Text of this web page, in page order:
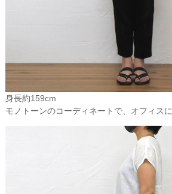
「ランジェリ－」の語源ともなったリネン
ることのない 快適な素材です。シルクやコ
性に優れ、サラリとした感触を生かして特
－ウェア、シ－ツなどに使用されます。ヨ
などにも使われ、リネンで育てるといって
アンデルセンの童話100番目にもリネンが主
です。
またリネンは天然素材の中で最も汚れが落
め、繰り返して洗うごとに「柔らかさ」は
「白く」なります。そのためテーブルクロ
身長約159cm
モノトーンのコーディネートで、オフィス